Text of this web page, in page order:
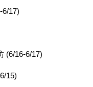
6/17)
(6/16-6/17)
15)